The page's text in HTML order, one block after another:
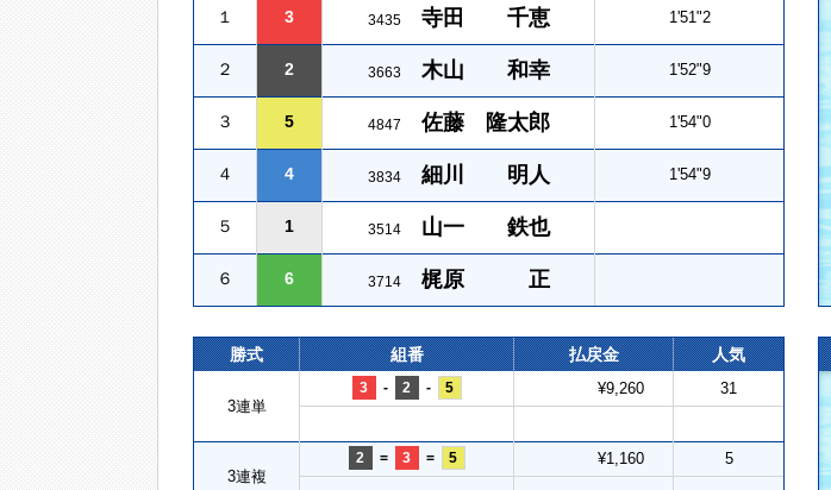
１ 3 3435 寺田 千恵 1'51"2
２ 2 3663 木山 和幸 1'52"9
３ 5 4847 佐藤 隆太郎 1'54"0
４ 4 3834 細川 明人 1'54"9
５ 1 3514 山一 鉄也
６ 6 3714 梶原 正
勝式 組番 払戻金 人気
3連単
3 - 2 - 5 ¥9,260 31
3連複
2 = 3 = 5 ¥1,160 5